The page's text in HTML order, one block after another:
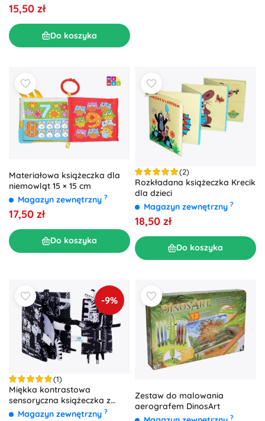
15,50 zł
Do koszyka
Materiałowa książeczka dla
niemowląt 15 × 15 cm
Magazyn zewnętrzny ?
17,50 zł
Do koszyka
(2)
Rozkładana książeczka Krecik
dla dzieci
Magazyn zewnętrzny ?
18,50 zł
Do koszyka
-9%
(1)
Miękka kontrastowa
sensoryczna książeczka z
ogonkami zwierząt safari
Magazyn zewnętrzny ?
Zestaw do malowania
aerografem DinosArt
?